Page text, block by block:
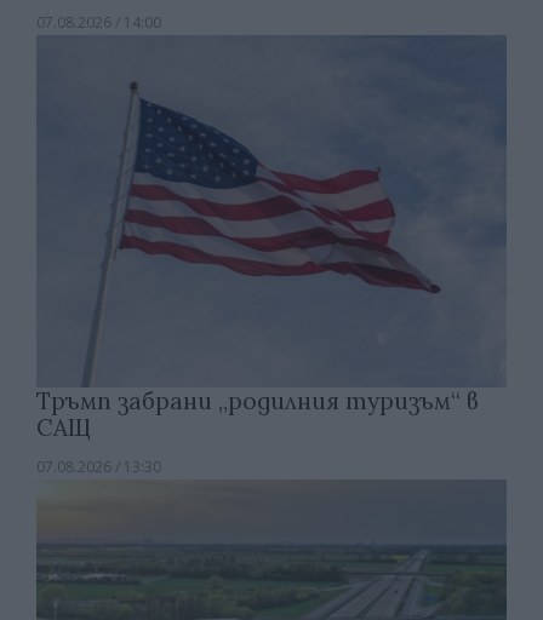
07.08.2026 / 14:00
Тръмп забрани „родилния туризъм“ в
САЩ
07.08.2026 / 13:30